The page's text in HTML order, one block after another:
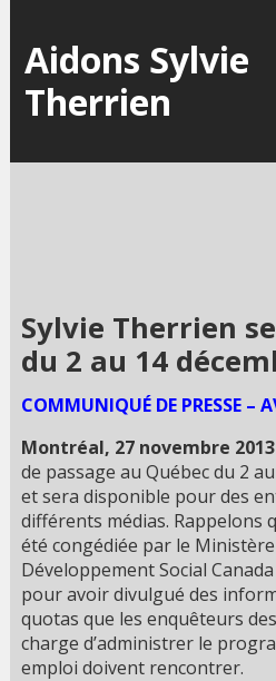
Aidons Sylvie
Therrien
Sylvie Therrien
du 2 au 14
COMMUNIQUÉ DE PRESSE –
Montréal, 27 novembre
de passage au Québec du 2
et sera disponible pour des
différents médias. Rappelons
été congédiée par le Ministère
Développement Social
pour avoir divulgué des
quotas que les enquêteurs
charge d’administrer le
emploi doivent rencontrer.